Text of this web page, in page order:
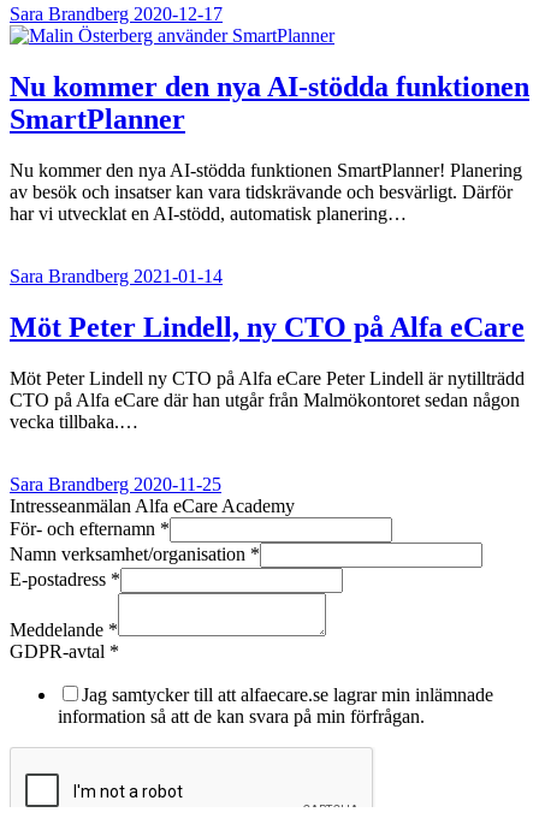
Sara Brandberg 2020-12-17
Nu kommer den nya AI-stödda funktionen
SmartPlanner
Nu kommer den nya AI-stödda funktionen SmartPlanner! Planering
av besök och insatser kan vara tidskrävande och besvärligt. Därför
har vi utvecklat en AI-stödd, automatisk planering…
Sara Brandberg 2021-01-14
Möt Peter Lindell, ny CTO på Alfa eCare
Möt Peter Lindell ny CTO på Alfa eCare Peter Lindell är nytillträdd
CTO på Alfa eCare där han utgår från Malmökontoret sedan någon
vecka tillbaka.…
Sara Brandberg 2020-11-25
Intresseanmälan Alfa eCare Academy
För- och efternamn *
Namn verksamhet/organisation *
E-postadress *
E-
postadress
Meddelande *
GDPR-avtal *
Jag samtycker till att alfaecare.se lagrar min inlämnade
information så att de kan svara på min förfrågan.